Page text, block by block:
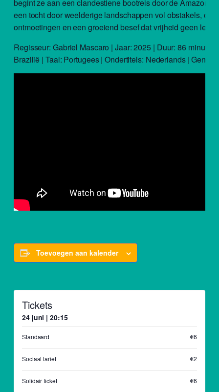
begint ze aan een clandestiene bootreis door de Amazone.
een tocht door weelderige landschappen vol obstakels,
ontmoetingen en een groeiend besef dat vrijheid geen
Regisseur: Gabriel Mascaro | Jaar: 2025 | Duur: 86 minuten
Brazilië | Taal: Portugees | Ondertitels: Nederlands | Genre:
Toevoegen aan kalender
Tickets
24 juni | 20:15
Standaard €6
Sociaal tarief €2
Solidair ticket €6